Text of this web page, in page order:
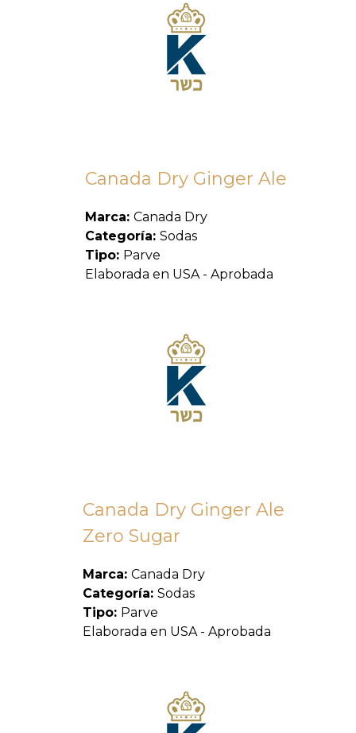
Canada Dry Ginger Ale
Marca: Canada Dry
Categoría: Sodas
Tipo: Parve
Elaborada en USA - Aprobada
Canada Dry Ginger Ale
Zero Sugar
Marca: Canada Dry
Categoría: Sodas
Tipo: Parve
Elaborada en USA - Aprobada